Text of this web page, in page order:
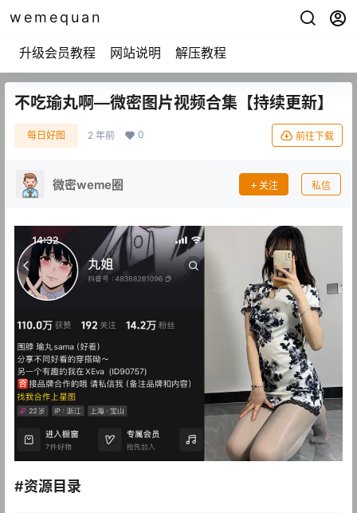
wemequan
升级会员教程 网站说明 解压教程
不吃瑜丸啊—微密图片视频合集【持续更新】
每日好图 2 年前 0 前往下载
微密weme圈 关注 私信
#资源目录